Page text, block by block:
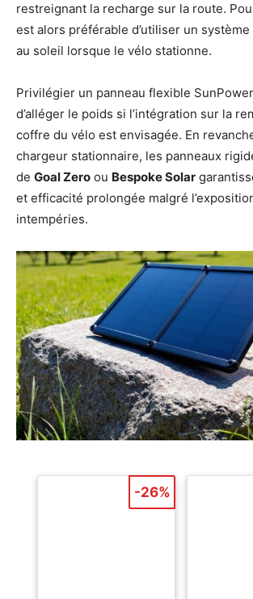
restreignant la recharge sur la route.
est alors préférable d’utiliser un
au soleil lorsque le vélo stationne.
Privilégier un panneau flexible
d’alléger le poids si l’intégration sur la
coffre du vélo est envisagée. En
chargeur stationnaire, les panneaux
de Goal Zero ou Bespoke Solar
et efficacité prolongée malgré
intempéries.
-26%